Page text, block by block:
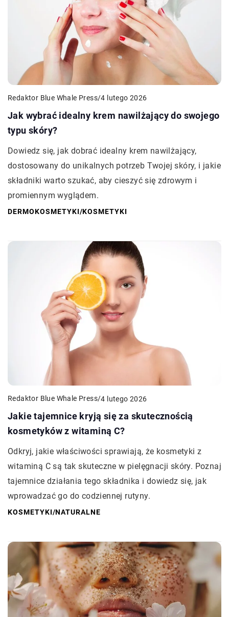
Redaktor Blue Whale Press/4 lutego 2026
Jak wybrać idealny krem nawilżający do swojego
typu skóry?
Dowiedz się, jak dobrać idealny krem nawilżający,
dostosowany do unikalnych potrzeb Twojej skóry, i jakie
składniki warto szukać, aby cieszyć się zdrowym i
promiennym wyglądem.
DERMOKOSMETYKI/KOSMETYKI
Redaktor Blue Whale Press/4 lutego 2026
Jakie tajemnice kryją się za skutecznością
kosmetyków z witaminą C?
Odkryj, jakie właściwości sprawiają, że kosmetyki z
witaminą C są tak skuteczne w pielęgnacji skóry. Poznaj
tajemnice działania tego składnika i dowiedz się, jak
wprowadzać go do codziennej rutyny.
KOSMETYKI/NATURALNE